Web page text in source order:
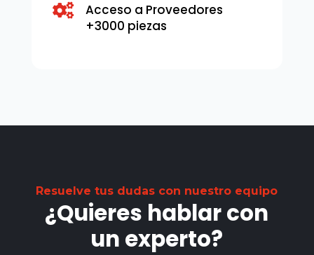

Acceso a Proveedores
+3000 piezas
Resuelve tus dudas con nuestro equipo
¿Quieres hablar con
un experto?